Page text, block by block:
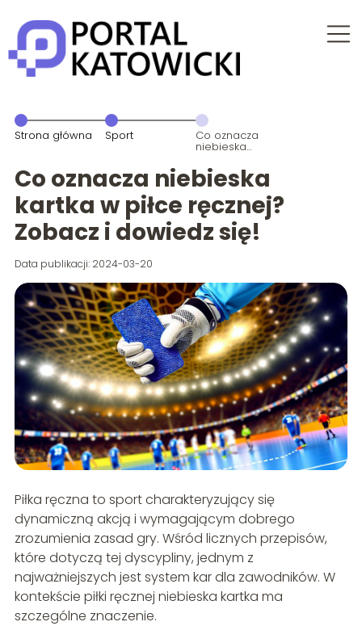
Strona główna Sport Co oznacza
niebieska
ręcznej?
Zobacz i
dowiedz się!
Co oznacza niebieska
kartka w piłce ręcznej?
Zobacz i dowiedz się!
Data publikacji: 2024-03-20
Piłka ręczna to sport charakteryzujący się
dynamiczną akcją i wymagającym dobrego
zrozumienia zasad gry. Wśród licznych przepisów,
które dotyczą tej dyscypliny, jednym z
najważniejszych jest system kar dla zawodników. W
kontekście piłki ręcznej niebieska kartka ma
szczególne znaczenie.